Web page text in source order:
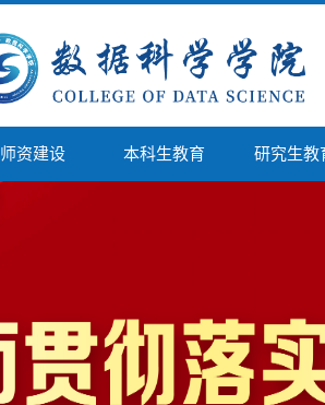
师资建设 本科生教育 研究生教